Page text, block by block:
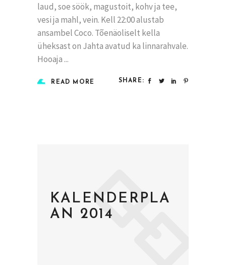
laud, soe söök, magustoit, kohv ja tee,
vesi ja mahl, vein. Kell 22:00 alustab
ansambel Coco. Tõenäoliselt kella
üheksast on Jahta avatud ka linnarahvale.
Hooaja
READ MORE SHARE:
KALENDERPLA
AN 2014